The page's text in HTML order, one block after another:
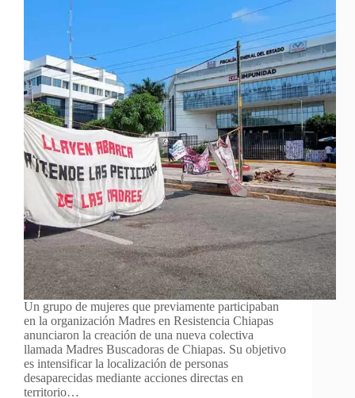
Un grupo de mujeres que previamente participaban
en la organización Madres en Resistencia Chiapas
anunciaron la creación de una nueva colectiva
llamada Madres Buscadoras de Chiapas. Su objetivo
es intensificar la localización de personas
desaparecidas mediante acciones directas en
territorio…